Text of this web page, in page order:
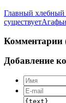
Главный хлебный
существует
Комментарии
Добавление